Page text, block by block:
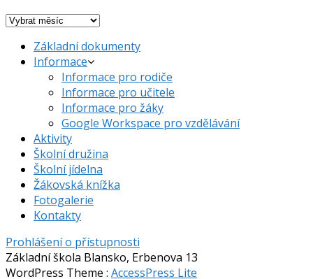
Archiv
Základní dokumenty
Informace
Informace pro rodiče
Informace pro učitele
Informace pro žáky
Google Workspace pro vzdělávání
Aktivity
Školní družina
Školní jídelna
Žákovská knížka
Fotogalerie
Kontakty
Prohlášení o přístupnosti
Základní škola Blansko, Erbenova 13
WordPress Theme : AccessPress Lite